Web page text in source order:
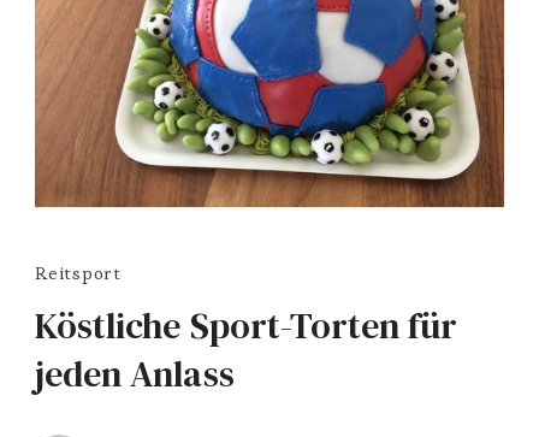
Reitsport
Köstliche Sport-Torten für
jeden Anlass